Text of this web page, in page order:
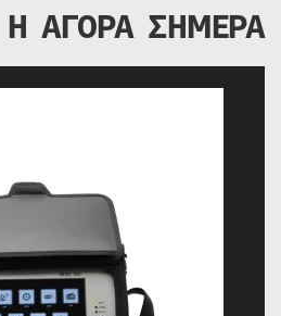
Η ΑΓΟΡΑ ΣΗΜΕΡΑ